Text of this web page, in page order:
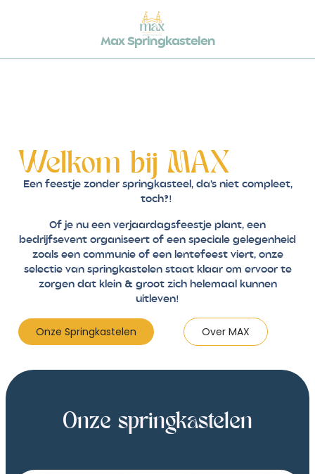
Max Springkastelen
Welkom bij MAX
Een feestje zonder springkasteel, da’s niet compleet,
toch?!
Of je nu een verjaardagsfeestje plant, een
bedrijfsevent organiseert of een speciale gelegenheid
zoals een communie of een lentefeest viert, onze
selectie van springkastelen staat klaar om ervoor te
zorgen dat klein & groot zich helemaal kunnen
uitleven!
Onze Springkastelen Over MAX
Onze springkastelen